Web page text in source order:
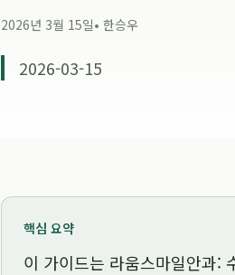
2026년 3월 15일• 한승우
2026-03-15
핵심 요약
이 가이드는 라움스마일안과: